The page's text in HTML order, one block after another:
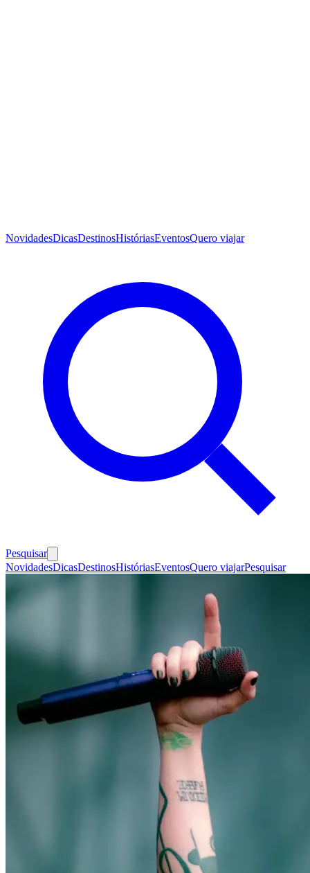
NovidadesDicasDestinosHistóriasEventosQuero viajar
Pesquisar
NovidadesDicasDestinosHistóriasEventosQuero viajarPesquisar